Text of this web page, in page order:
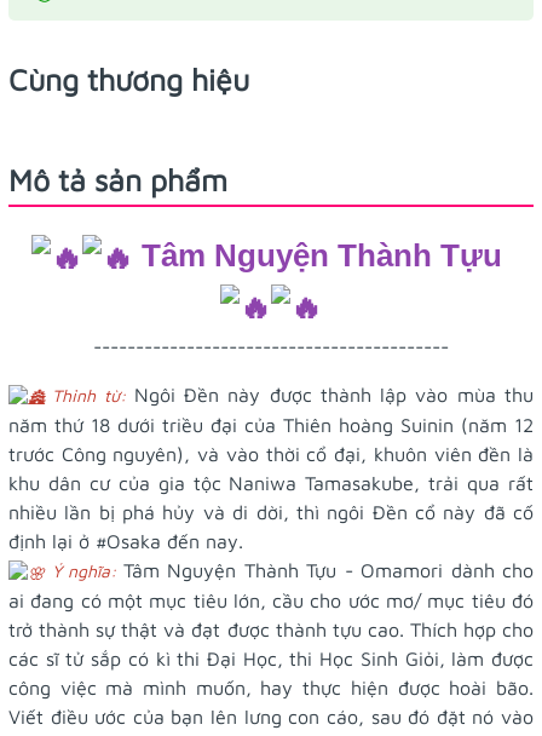
Cùng thương hiệu
Mô tả sản phẩm
Tâm Nguyện Thành Tựu
------------------------------------------
Thỉnh từ:Ngôi Đền này được thành lập vào mùa thu
năm thứ 18 dưới triều đại của Thiên hoàng Suinin (năm 12
trước Công nguyên), và vào thời cổ đại, khuôn viên đền là
khu dân cư của gia tộc Naniwa Tamasakube, trải qua rất
nhiều lần bị phá hủy và di dời, thì ngôi Đền cổ này đã cố
định lại ở #Osaka đến nay.
Ý nghĩa: Tâm Nguyện Thành Tựu - Omamori dành cho
ai đang có một mục tiêu lớn, cầu cho ước mơ/ mục tiêu đó
trở thành sự thật và đạt được thành tựu cao. Thích hợp cho
các sĩ tử sắp có kì thi Đại Học, thi Học Sinh Giỏi, làm được
công việc mà mình muốn, hay thực hiện được hoài bão.
Viết điều ước của bạn lên lưng con cáo, sau đó đặt nó vào